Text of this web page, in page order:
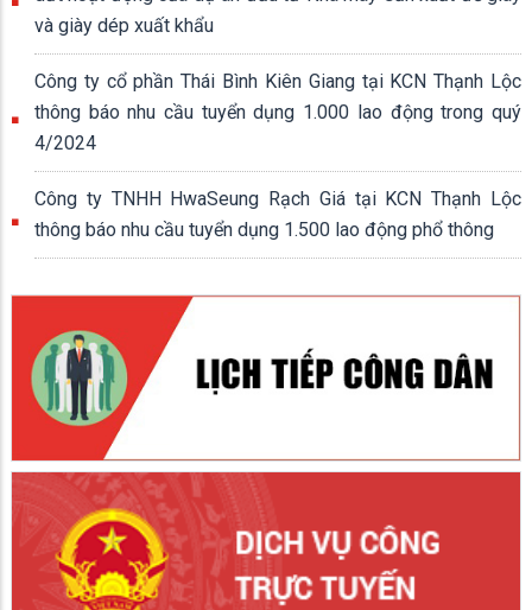
Kiến tạo môi trường đầu tư hiện đại
30/07/2026
TIN MỚI
Công ty Cổ phần Gỗ MDF VRG Kiên Giang - 10 năm, một
chặng đường phát triển (2016 – 2026)
Ban Quản lý Khu kinh tế triển khai thực hiện kiểm soát xung
đột lợi ích năm 2026
Ban Quản lý Khu kinh tế tỉnh Kiên Giang thông báo chấm
dứt hoạt động của dự án đầu tư Nhà máy sản xuất đế giày
và giày dép xuất khẩu